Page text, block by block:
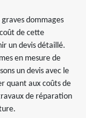
dommages
de cette
un devis détaillé.
en mesure de
un devis avec le
quant aux coûts de
de réparation